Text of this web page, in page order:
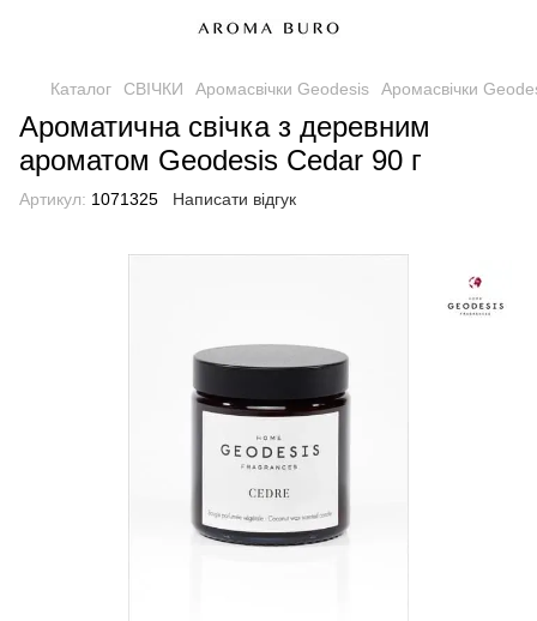
Каталог СВІЧКИ Аромасвічки Geodesis Аромасвічки
Ароматична свічка з деревним
ароматом Geodesis Cedar 90 г
Артикул: 1071325 Написати відгук